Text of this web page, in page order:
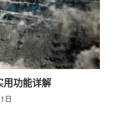
用功能详解
日